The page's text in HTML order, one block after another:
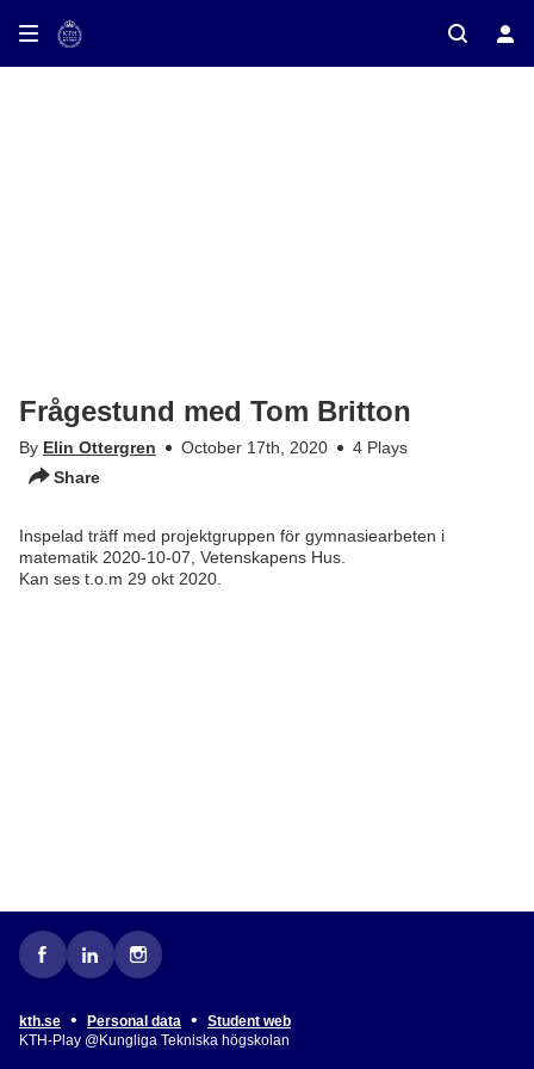
on TV
Frågestund med Tom Britton
By Elin Ottergren October 17th, 2020
4 Plays
Share
Inspelad träff med projektgruppen för gymnasiearbeten i
matematik 2020-10-07, Vetenskapens Hus.
Kan ses t.o.m 29 okt 2020.
kth.se • Personal data •
Student web
KTH-Play @Kungliga Tekniska högskolan